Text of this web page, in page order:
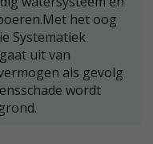
het oog
Systematiek
uit van
als gevolg
wordt